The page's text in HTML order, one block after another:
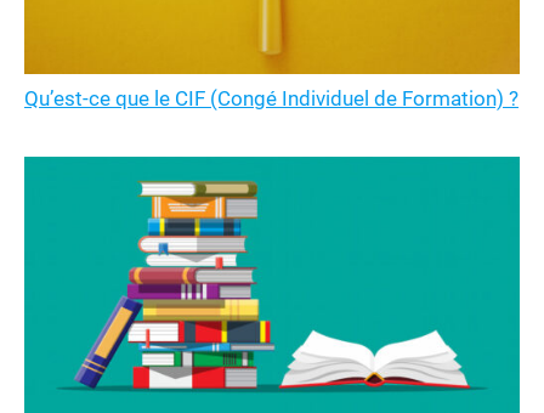
Qu’est-ce que le CIF (Congé Individuel de Formation) ?